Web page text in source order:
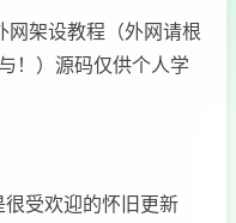
网架设教程（外网请根
！）源码仅供个人学
受欢迎的怀旧更新